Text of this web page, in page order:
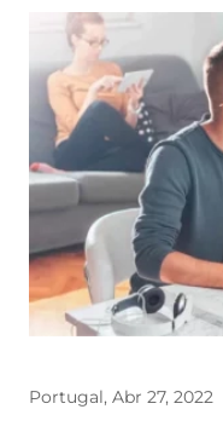
Portugal, Abr 27, 2022